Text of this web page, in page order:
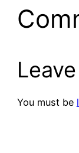
You must be